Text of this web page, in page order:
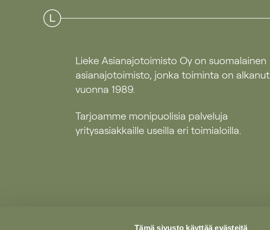
Tämä sivusto käyttää evästeitä
Lieke Asianajotoimisto Oy on suomalainen
asianajotoimisto, jonka toiminta on alkanut
vuonna 1989.
Tarjoamme monipuolisia palveluja
yritysasiakkaille useilla eri toimialoilla.